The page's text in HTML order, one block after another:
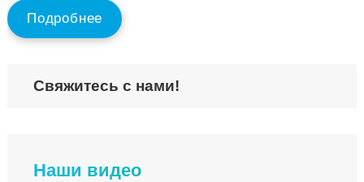
Подробнее
Свяжитесь с нами!
Наши видео